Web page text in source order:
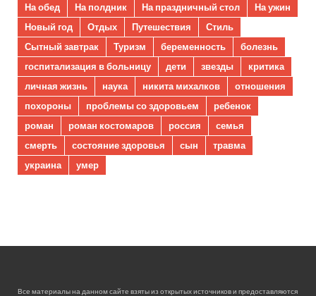
На обед
На полдник На праздничный стол
На ужин
Новый год
Отдых Путешествия
Стиль
Сытный завтрак
Туризм беременность
болезнь
госпитализация в больницу
дети звезды
критика
личная жизнь
наука никита михалков
отношения
похороны
проблемы со здоровьем
ребенок
роман
роман костомаров россия
семья
смерть
состояние здоровья сын
травма
украина
умер
Все материалы на данном сайте взяты из открытых источников и предоставляются